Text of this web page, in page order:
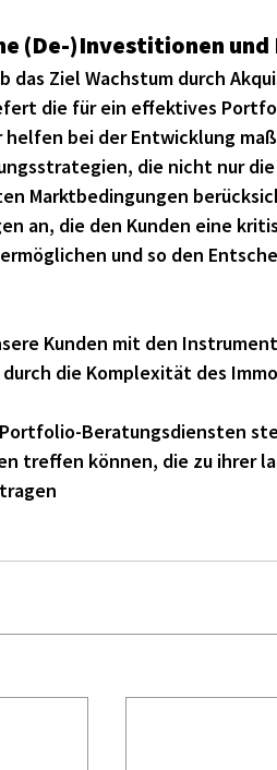
(De-)Investitionen
das Ziel Wachstum durch
die für ein effektives
helfen bei der Entwicklung
die nicht nur
Marktbedingungen
an, die den Kunden eine
und so den
Kunden mit den
durch die Komplexität des
Beratungsdiensten
treffen können, die zu ihrer